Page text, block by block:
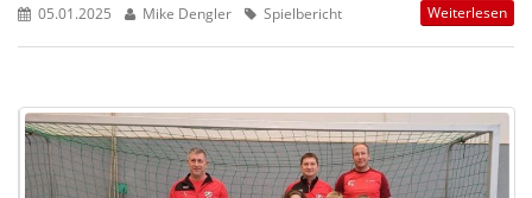
05.01.2025 Mike Dengler Spielbericht Weiterlesen